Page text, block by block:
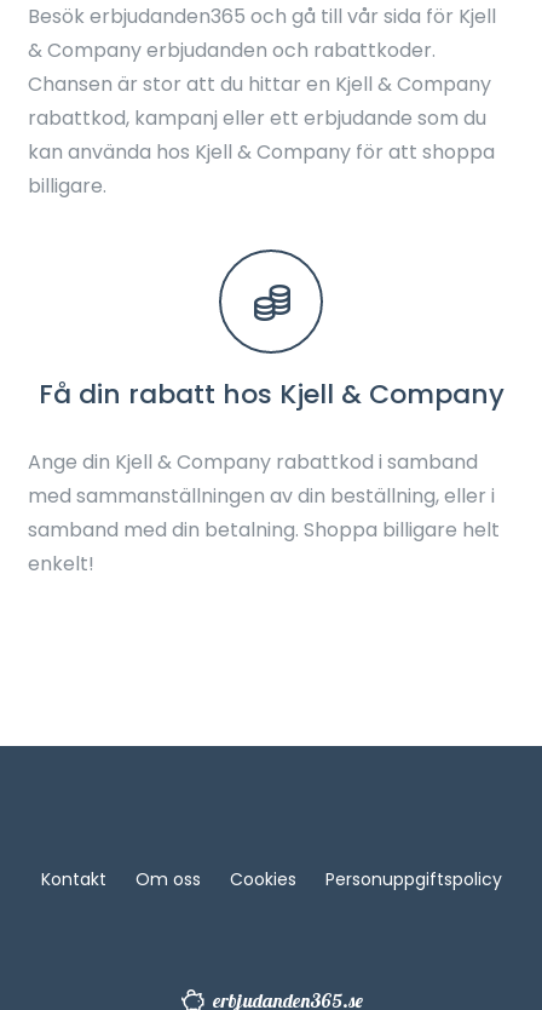
Besök erbjudanden365 och gå till vår sida för Kjell
& Company erbjudanden och rabattkoder.
Chansen är stor att du hittar en Kjell & Company
rabattkod, kampanj eller ett erbjudande som du
kan använda hos Kjell & Company för att shoppa
billigare.
Få din rabatt hos Kjell & Company
Ange din Kjell & Company rabattkod i samband
med sammanställningen av din beställning, eller i
samband med din betalning. Shoppa billigare helt
enkelt!
Kontakt Om oss Cookies Personuppgiftspolicy
erbjudanden365.se